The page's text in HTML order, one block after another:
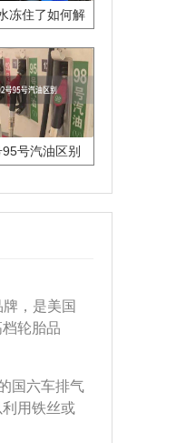
冻住了如何解
号汽油区别
，是美国
轮胎品
生产，这
国六车排气
用铁丝或
来，如果